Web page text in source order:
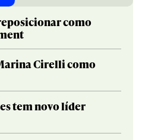
como
Cirelli como
tem novo líder